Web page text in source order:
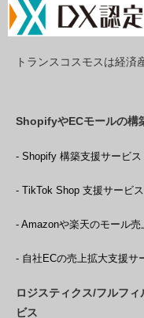
トランスコスモスは経済
ShopifyやECモールの構
- Shopify 構築支援サービス
- TikTok Shop 支援サービス
- Amazonや楽天のモール売
- 自社ECの売上拡大支援サ
ロジスティクス/フルフ
ビス